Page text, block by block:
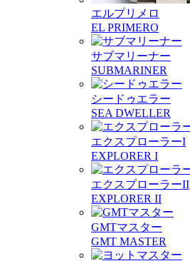
エルプリメロ
EL PRIMERO
サブマリーナー
SUBMARINER
シードゥエラー
SEA DWELLER
エクスプローラーI
EXPLORER I
エクスプローラーII
EXPLORER II
GMTマスター
GMT MASTER